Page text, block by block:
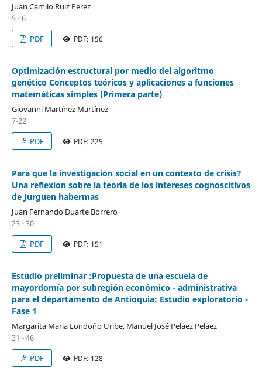
Juan Camilo Ruiz Perez
5 - 6
PDF
PDF: 156
Optimización estructural por medio del algoritmo
genético Conceptos teóricos y aplicaciones a funciones
matemáticas simples (Primera parte)
Giovanni Martínez Martínez
7-22
PDF
PDF: 225
Para que la investigacion social en un contexto de crisis?
Una reflexion sobre la teoria de los intereses cognoscitivos
de Jurguen habermas
Juan Fernando Duarte Borrero
23 - 30
PDF
PDF: 151
Estudio preliminar :Propuesta de una escuela de
mayordomía por subregión económico - administrativa
para el departamento de Antioquia: Estudio exploratorio -
Fase 1
Margarita Maria Londoño Uribe, Manuel José Peláez Peláez
31 - 46
PDF
PDF: 128